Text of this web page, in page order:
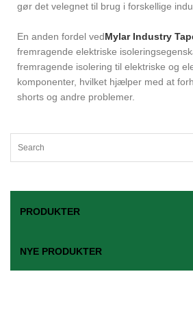
gør det velegnet til brug i forskellige
En anden fordel vedMylar Industry
fremragende elektriske
fremragende isolering til elektriske og
komponenter, hvilket hjælper med at
shorts og andre problemer.
PRODUKTER
NYE PRODUKTER